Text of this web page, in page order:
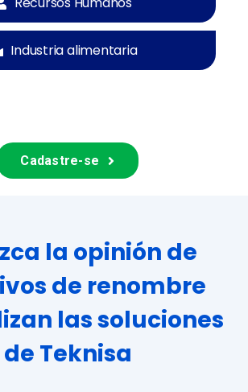
Industria alimentaria
Cadastre-se
la opinión de
de renombre
las soluciones
de Teknisa